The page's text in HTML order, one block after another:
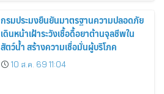
กรมประมงยืนยันมาตรฐานความปลอดภัย
เดินหน้าเฝ้าระวังเชื้อดื้อยาต้านจุลชีพใน
สัตว์น้ำ สร้างความเชื่อมั่นผู้บริโภค
10 ส.ค. 69 11:04